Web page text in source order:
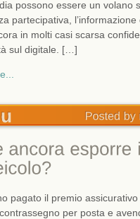
possono essere un volano
partecipativa,
in molti casi scarsa
sul digitale. […]
pagato il premio
per posta e